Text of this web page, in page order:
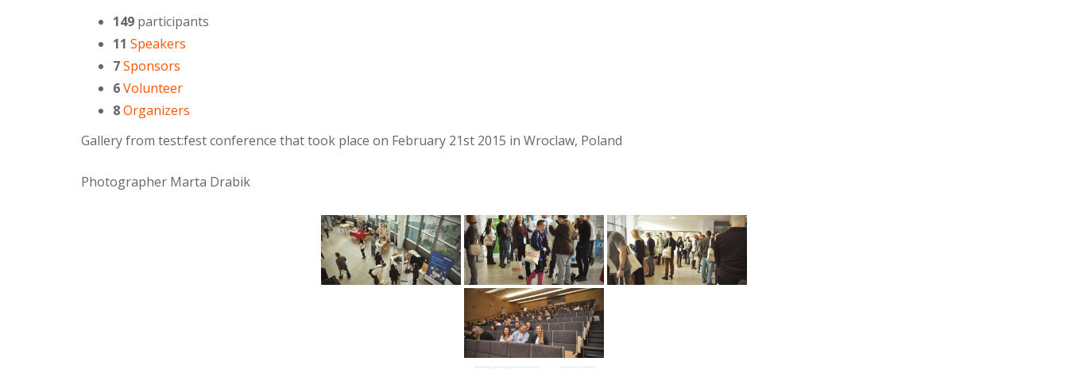
149 participants
11 Speakers
7Sponsors
6Volunteer
8Organizers
Gallery from test:fest conference that took place on February 21st 2015 in Wroclaw, Poland
Photographer Marta Drabik